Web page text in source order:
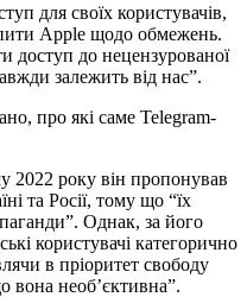
для своїх користувачів,
Apple щодо обмежень.
доступ до нецензурованої
залежить від нас”.
про які саме Telegram-
2022 року він пропонував
та Росії, тому що “їх
Однак, за його
користувачі категорично
в пріоритет свободу
вона необʼєктивна”.